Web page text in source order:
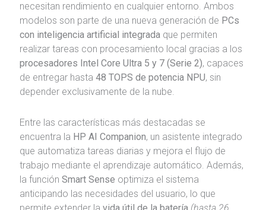
necesitan rendimiento en cualquier entorno. Ambos
modelos son parte de una nueva generación de PCs
con inteligencia artificial integradaque permiten
realizar tareas con procesamiento local gracias a los
procesadores Intel Core Ultra 5 y 7 (Serie 2), capaces
de entregar hasta 48 TOPS de potencia NPU, sin
depender exclusivamente de la nube.
Entre las características más destacadas se
encuentra la HP AI Companion, un asistente integrado
que automatiza tareas diarias y mejora el flujo de
trabajo mediante el aprendizaje automático. Además,
la función Smart Sense optimiza el sistema
anticipando las necesidades del usuario, lo que